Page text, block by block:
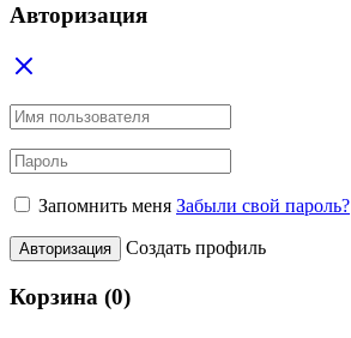
Авторизация
Запомнить меня Забыли свой пароль?
Авторизация Создать профиль
Корзина (0)